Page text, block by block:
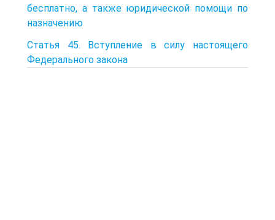
бесплатно, а также юридической помощи по
назначению
Статья 45. Вступление в силу настоящего
Федерального закона